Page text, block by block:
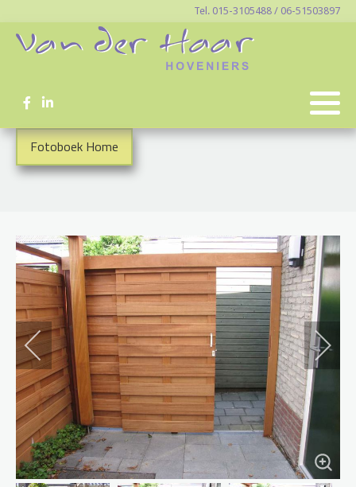
Tel. 015-3105488 / 06-51503897
Fotoboek Home